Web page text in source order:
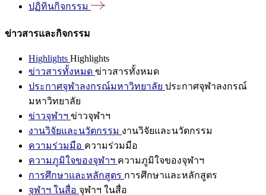
ปฏิทินกิจกรรม
ข่าวสารและกิจกรรม
Highlights Highlights
ข่าวสารทั้งหมด ข่าวสารทั้งหมด
ประกาศจุฬาลงกรณ์มหาวิทยาลัย ประกาศจุฬาลงกรณ์
มหาวิทยาลัย
ข่าวจุฬาฯ ข่าวจุฬาฯ
งานวิจัยและนวัตกรรม งานวิจัยและนวัตกรรม
ความร่วมมือ ความร่วมมือ
ความภูมิใจของจุฬาฯ ความภูมิใจของจุฬาฯ
การศึกษาและหลักสูตร การศึกษาและหลักสูตร
จุฬาฯ ในสื่อ จุฬาฯ ในสื่อ